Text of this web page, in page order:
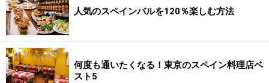
人気のスペインバルを120％楽しむ方法
何度も通いたくなる！東京のスペイン料理店ベ
スト5